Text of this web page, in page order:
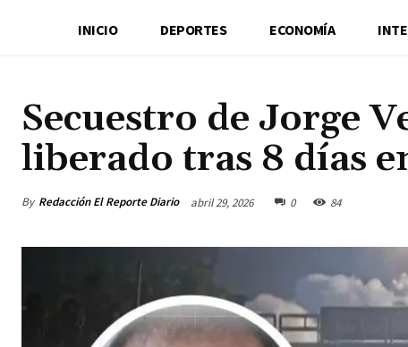
INICIO DEPORTES ECONOMÍA
Secuestro de Jorge
liberado tras 8 días
By Redacción El Reporte Diario abril 29, 2026 0 84